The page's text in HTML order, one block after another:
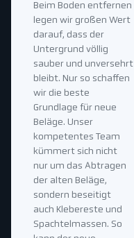
Beim Boden entfernen
legen wir großen Wert
darauf, dass der
Untergrund völlig
sauber und unversehrt
bleibt. Nur so schaffen
wir die beste
Grundlage für neue
Beläge. Unser
kompetentes Team
kümmert sich nicht
nur um das Abtragen
der alten Beläge,
sondern beseitigt
auch Klebereste und
Spachtelmassen. So